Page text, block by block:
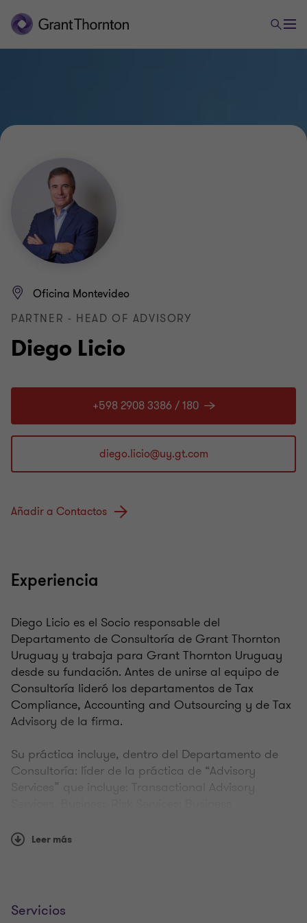
Diego Licio
Oficina Montevideo
PARTNER - HEAD OF ADVISORY
+598 2908 3386 / 180
Añadir a Contactos
Experiencia
Diego Licio es el Socio responsable del
Departamento de Consultoría de Grant Thornton
Uruguay y trabaja para Grant Thornton Uruguay
desde su fundación. Antes de unirse al equipo de
Consultoría lideró los departamentos de Tax
Compliance, Accounting and Outsourcing y de Tax
Advisory de la firma.
Su práctica incluye, dentro del Departamento de
Consultoría: líder de la práctica de “Advisory
Services” que incluye: Transactional Advisory
20 años se desempeñó como asesor en
residentes. Dentro de la práctica de asesoramiento
tributario se especializó en regímenes fiscales
Leer más
Servicios